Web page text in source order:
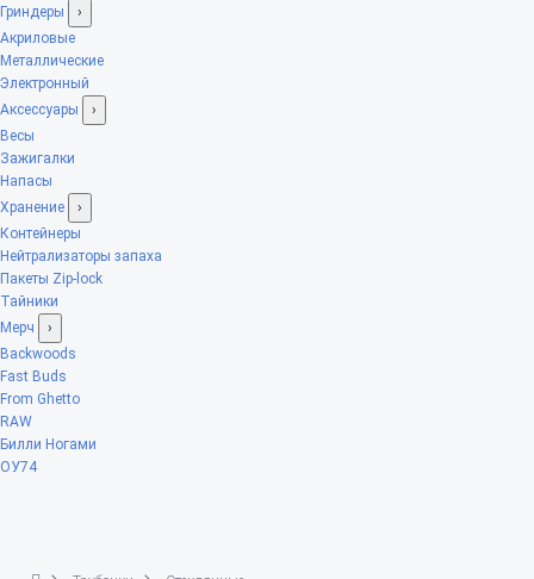
Гриндеры
›
Акриловые
Металлические
Электронный
Аксессуары
›
Весы
Зажигалки
Напасы
Хранение
›
Контейнеры
Нейтрализаторы запаха
Пакеты Zip-lock
Тайники
Мерч
›
Backwoods
Fast Buds
From Ghetto
RAW
Билли Ногами
ОУ74